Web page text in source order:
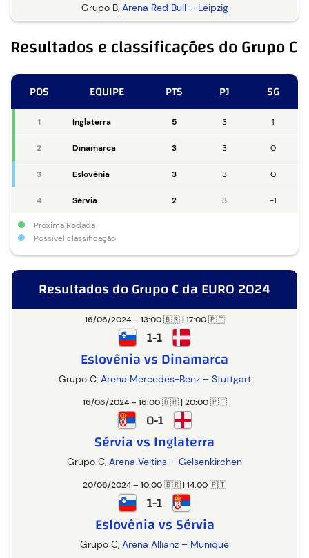
Grupo B, Arena Red Bull – Leipzig
Resultados e classificações do Grupo C
POS EQUIPE PTS PJ SG
1 Inglaterra 5 3 1
2 Dinamarca 3 3 0
3 Eslovênia 3 3 0
4 Sérvia 2 3 -1
Próxima Rodada
Possível classificação
Resultados do Grupo C da EURO 2024
16/06/2024 – 13:00 🇧🇷 | 17:00 🇵🇹
Grupo C, Arena Mercedes-Benz – Stuttgart
1-1
Eslovênia vs Dinamarca
16/06/2024 – 16:00 🇧🇷 | 20:00 🇵🇹
Grupo C, Arena Veltins – Gelsenkirchen
0-1
Sérvia vs Inglaterra
20/06/2024 – 10:00 🇧🇷 | 14:00 🇵🇹
Grupo C, Arena Allianz – Munique
1-1
Eslovênia vs Sérvia